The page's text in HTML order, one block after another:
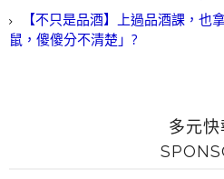
【不只是品酒】上過品酒課，也
鼠，傻傻分不清楚」?
多元快